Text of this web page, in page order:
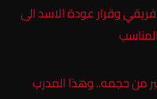
وقرار عودة الاسد الى
من حجمه.. وهذا المدرب